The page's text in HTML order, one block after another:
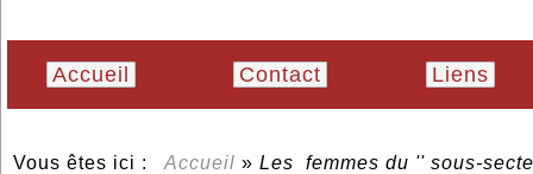
Accueil Contact Liens
Vous êtes ici : Accueil » Les femmes du '' sous-